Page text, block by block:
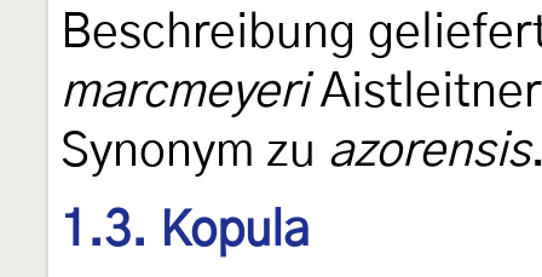
Beschreibung
marcmeyeriAistleitner
Synonym zu azorensis
1.3. Kopula